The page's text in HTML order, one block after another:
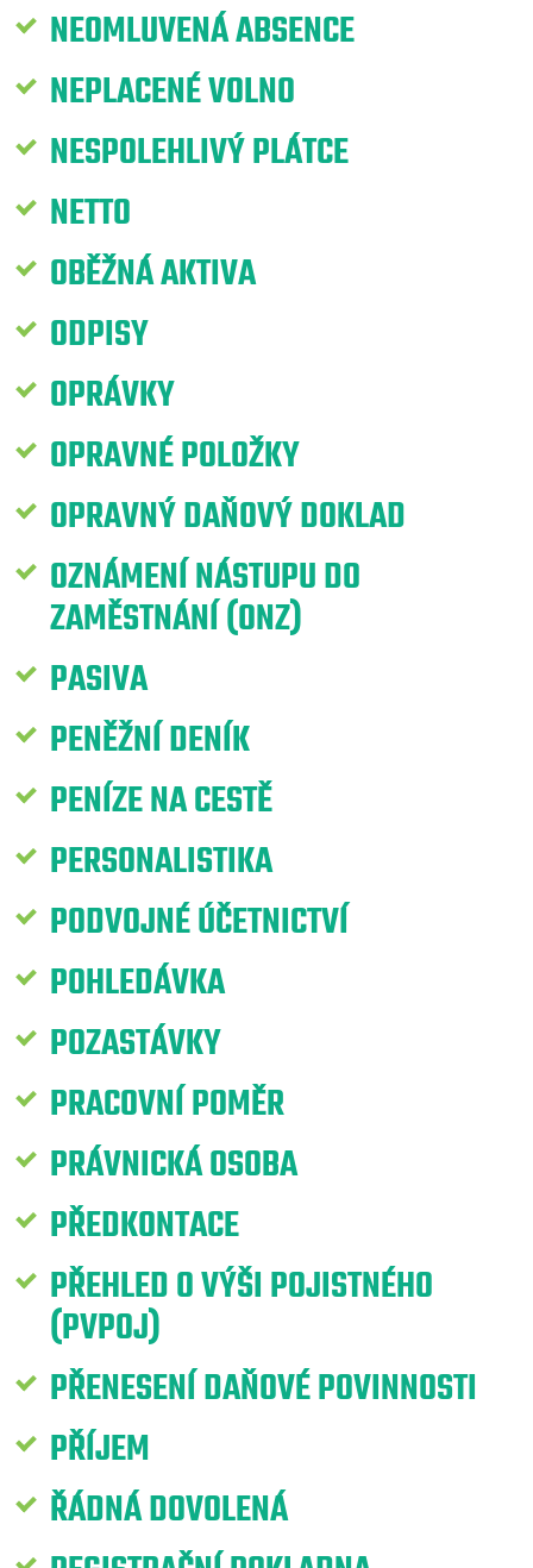
NEOMLUVENÁ ABSENCE
NEPLACENÉ VOLNO
NESPOLEHLIVÝ PLÁTCE
NETTO
OBĚŽNÁ AKTIVA
ODPISY
OPRÁVKY
OPRAVNÉ POLOŽKY
OPRAVNÝ DAŇOVÝ DOKLAD
OZNÁMENÍ NÁSTUPU DO
ZAMĚSTNÁNÍ (ONZ)
PASIVA
PENĚŽNÍ DENÍK
PENÍZE NA CESTĚ
PERSONALISTIKA
PODVOJNÉ ÚČETNICTVÍ
POHLEDÁVKA
POZASTÁVKY
PRACOVNÍ POMĚR
PRÁVNICKÁ OSOBA
PŘEDKONTACE
PŘEHLED O VÝŠI POJISTNÉHO
(PVPOJ)
PŘENESENÍ DAŇOVÉ POVINNOSTI
PŘÍJEM
ŘÁDNÁ DOVOLENÁ